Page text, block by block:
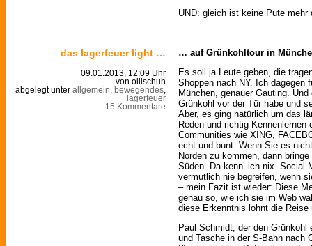
UND: gleich ist keine Pute mehr
das lagerfeuer light …
09.01.2013, 12:09 Uhr
von ollischuh
abgelegt unter allgemein bewegendes
lagerfeuer
15 Kommentare
… auf Grünkohltour in
Es soll ja Leute geben, die
Shoppen nach NY. Ich dagegen
München, genauer Gauting.
Grünkohl vor der Tür habe und
Aber, es ging natürlich um das
Reden und richtig
Communities wie XING,
echt und bunt. Wenn Sie es
Norden zu kommen, dann
Süden. Da kenn’ ich nix. Social
vermutlich nie begreifen, wenn
– mein Fazit ist wieder: Diese
genau so, wie ich sie im Web
diese Erkenntnis lohnt die Reise
Paul Schmidt, der den
und Tasche in der S-Bahn nach